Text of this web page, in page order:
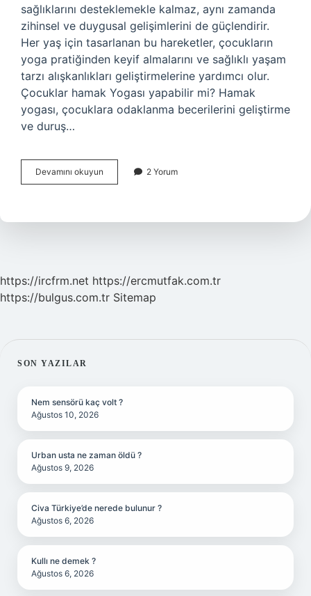
sağlıklarını desteklemekle kalmaz, aynı zamanda
zihinsel ve duygusal gelişimlerini de güçlendirir.
Her yaş için tasarlanan bu hareketler, çocukların
yoga pratiğinden keyif almalarını ve sağlıklı yaşam
tarzı alışkanlıkları geliştirmelerine yardımcı olur.
Çocuklar hamak Yogası yapabilir mi? Hamak
yogası, çocuklara odaklanma becerilerini geliştirme
ve duruş…
Devamını okuyun
Yogası
Için
2 Yorum
https://ircfrm.net https://ercmutfak.com.tr
https://bulgus.com.tr Sitemap
SIDEBAR
SON YAZILAR
Nem sensörü kaç volt ?
Ağustos 10, 2026
Urban usta ne zaman öldü ?
Ağustos 9, 2026
Civa Türkiye’de nerede bulunur ?
Ağustos 6, 2026
Kullı ne demek ?
Ağustos 6, 2026